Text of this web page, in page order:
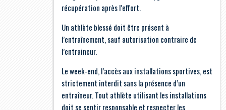
récupération après l’effort.
Un athlète blessé doit être présent à
l’entraînement, sauf autorisation contraire de
l’entraineur.
Le week-end, l’accès aux installations sportives, est
strictement interdit sans la présence d’un
entraîneur. Tout athlète utilisant les installations
doit se sentir responsable et respecter les